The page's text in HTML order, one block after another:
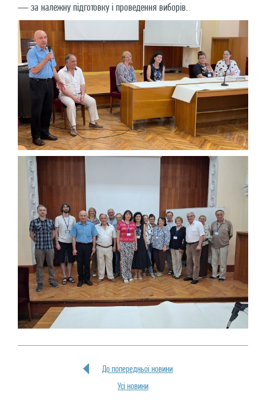
— за належну підготовку і проведення виборів.
До попередньої новини
Усi новини